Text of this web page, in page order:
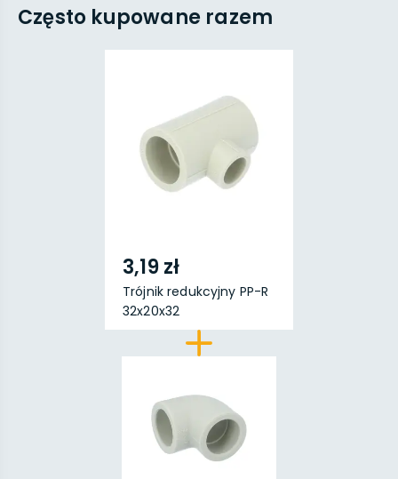
Często kupowane razem
3,19 zł
Trójnik redukcyjny PP-R
32x20x32